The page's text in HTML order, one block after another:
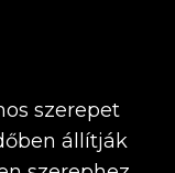
szerepet
állítják